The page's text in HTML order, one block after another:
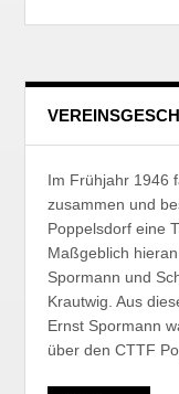
Im Frühjahr 1946
zusammen und
Poppelsdorf eine
Maßgeblich
Spormann und
Krautwig. Aus
Ernst Spormann
über den CTTF